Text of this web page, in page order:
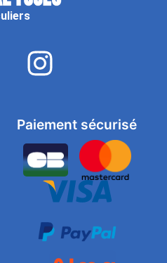
Paiement sécurisé